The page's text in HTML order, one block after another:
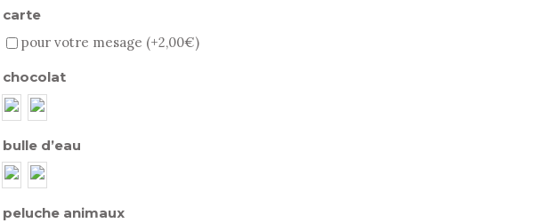
carte
pour votre mesage (+2,00€)
chocolat
bulle d’eau
peluche animaux